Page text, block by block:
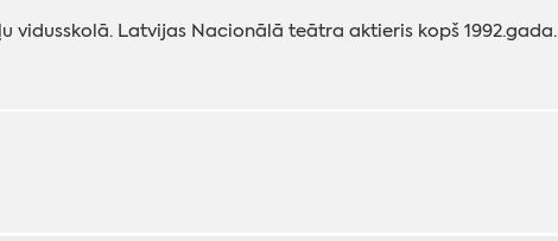
vidusskolā. Latvijas Nacionālā teātra aktieris kopš 1992.gada.